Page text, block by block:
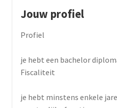
Jouw profiel
Profiel
je hebt een bachelor
Fiscaliteit
je hebt minstens enkele